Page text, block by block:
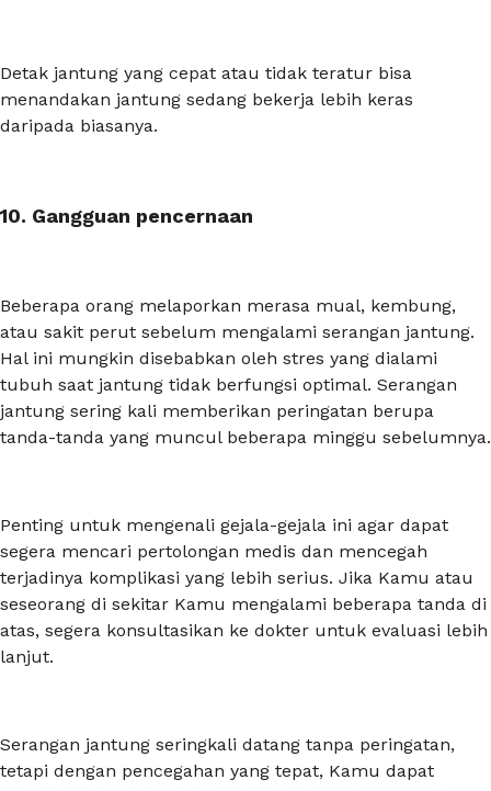
Detak jantung yang cepat atau tidak teratur bisa
menandakan jantung sedang bekerja lebih keras
daripada biasanya.
10. Gangguan pencernaan
Beberapa orang melaporkan merasa mual, kembung,
atau sakit perut sebelum mengalami serangan jantung.
Hal ini mungkin disebabkan oleh stres yang dialami
tubuh saat jantung tidak berfungsi optimal. Serangan
jantung sering kali memberikan peringatan berupa
tanda-tanda yang muncul beberapa minggu sebelumnya.
Penting untuk mengenali gejala-gejala ini agar dapat
segera mencari pertolongan medis dan mencegah
terjadinya komplikasi yang lebih serius. Jika Kamu atau
seseorang di sekitar Kamu mengalami beberapa tanda di
atas, segera konsultasikan ke dokter untuk evaluasi lebih
lanjut.
Serangan jantung seringkali datang tanpa peringatan,
tetapi dengan pencegahan yang tepat, Kamu dapat